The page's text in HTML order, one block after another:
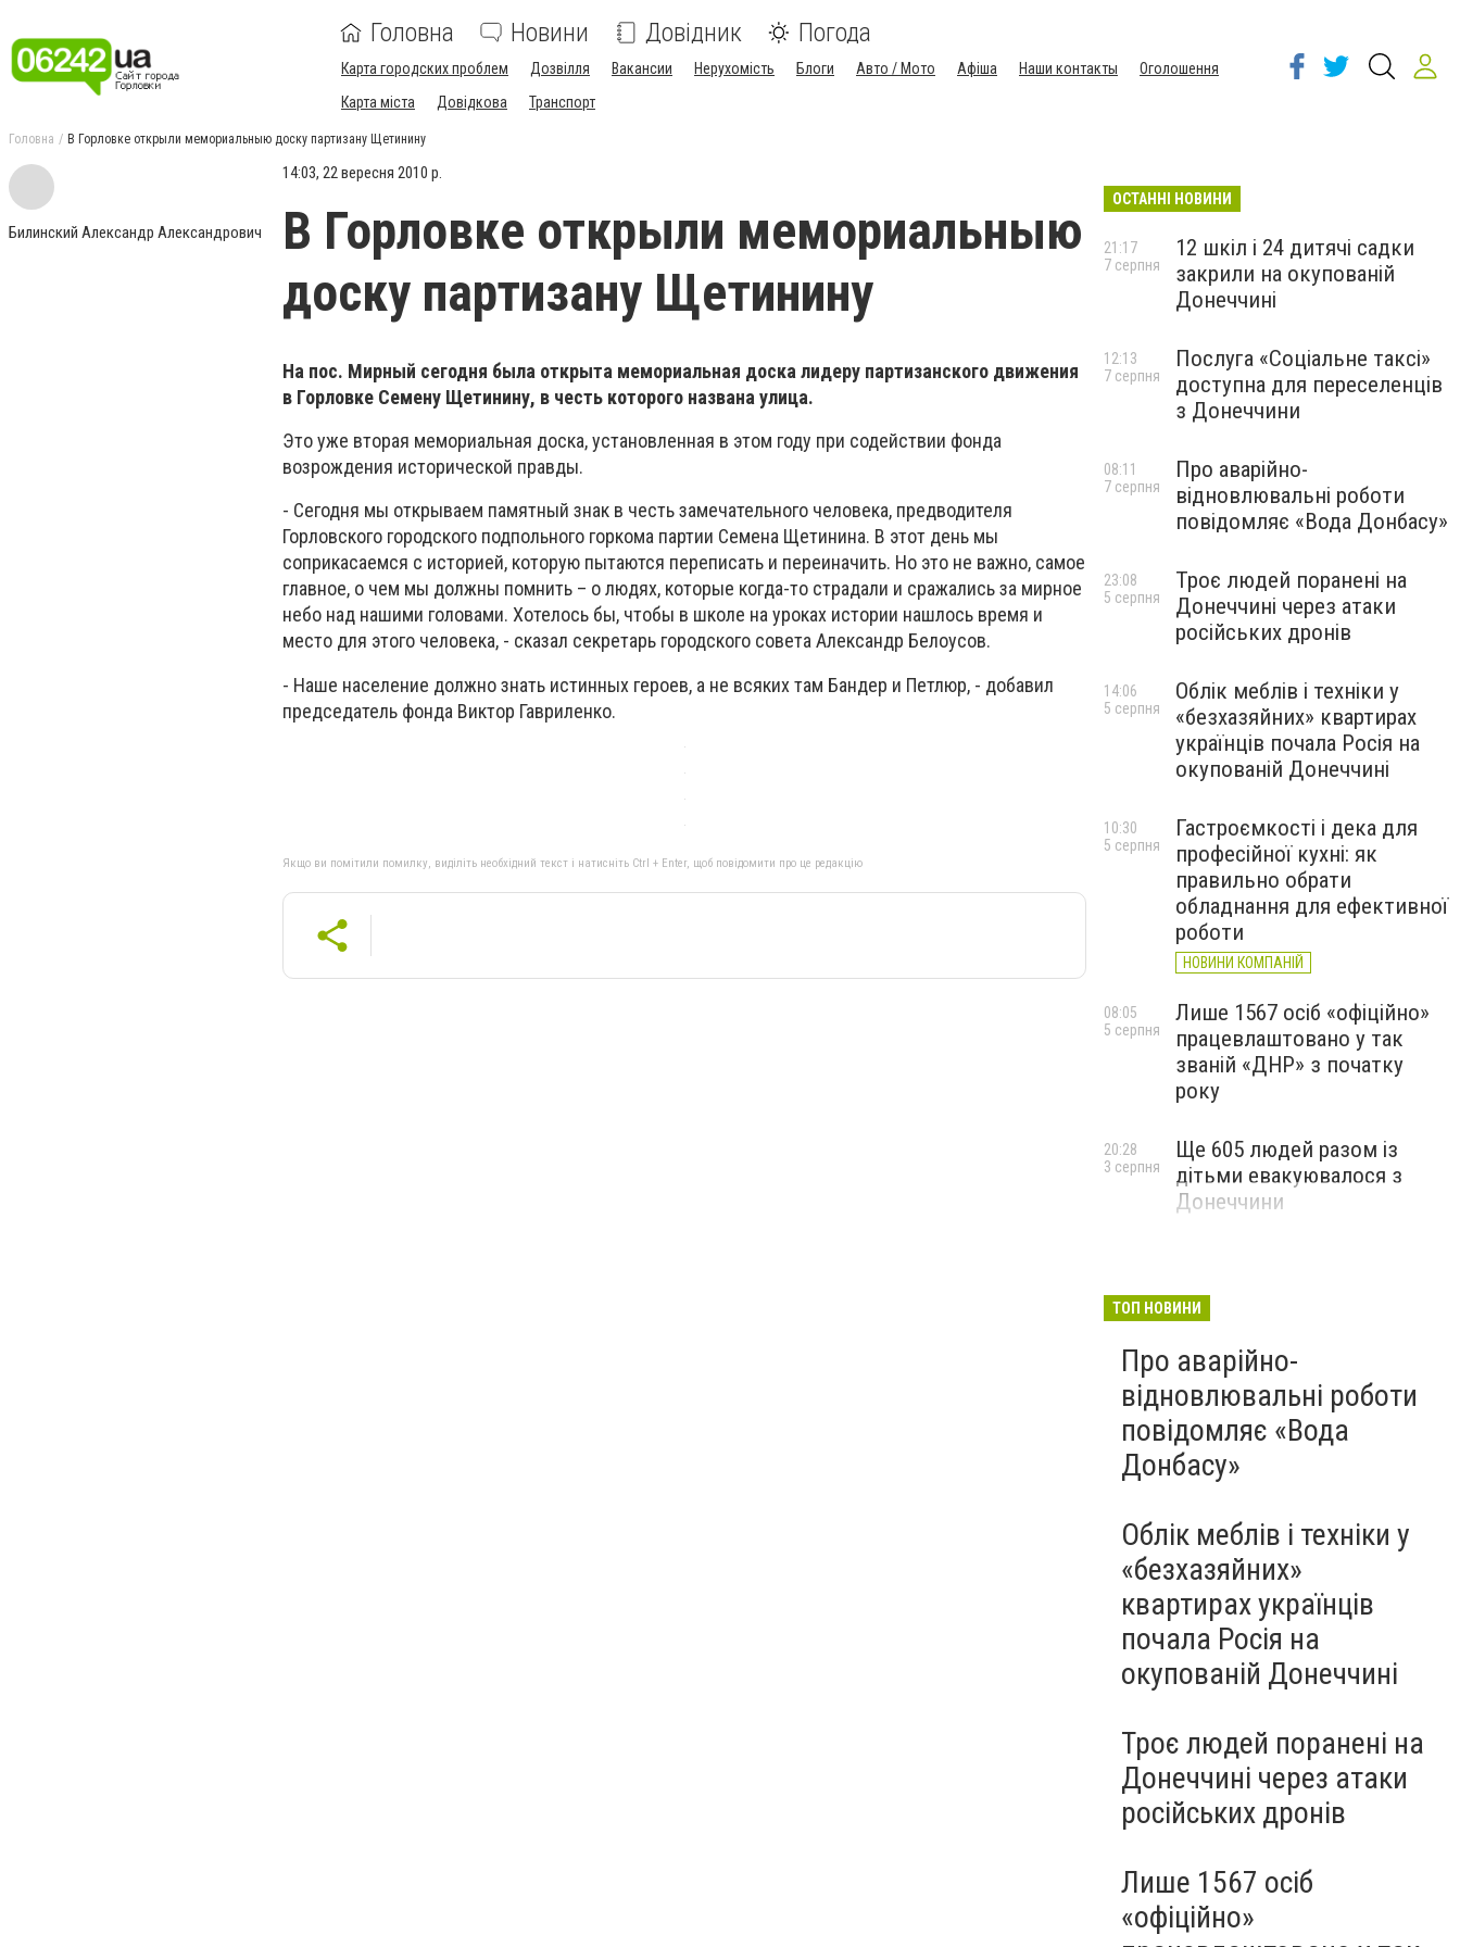
Головна Новини Довідник Погода
Карта городских проблем Дозвілля Вакансии Нерухомість Блоги Авто / Мото Афіша Наши контакты
Оголошення
Карта міста
Довідкова Транспорт
Головна В Горловке открыли мемориальныю доску партизану Щетинину
Билинский Александр Александрович
14:03, 22 вересня 2010 р.
В Горловке открыли мемориальныю
доску партизану Щетинину
На пос. Мирный сегодня была открыта мемориальная доска лидеру партизанского движения
в Горловке Семену Щетинину, в честь которого названа улица.
Это уже вторая мемориальная доска, установленная в этом году при содействии фонда
возрождения исторической правды.
- Сегодня мы открываем памятный знак в честь замечательного человека, предводителя
Горловского городского подпольного горкома партии Семена Щетинина. В этот день мы
соприкасаемся с историей, которую пытаются переписать и переиначить. Но это не важно, самое
главное, о чем мы должны помнить – о людях, которые когда-то страдали и сражались за мирное
небо над нашими головами. Хотелось бы, чтобы в школе на уроках истории нашлось время и
место для этого человека, - сказал секретарь городского совета Александр Белоусов.
- Наше население должно знать истинных героев, а не всяких там Бандер и Петлюр, - добавил
председатель фонда Виктор Гавриленко.
Якщо ви помітили помилку, виділіть необхідний текст і натисніть Ctrl + Enter, щоб повідомити про це редакцію
ОСТАННІ НОВИНИ
12 шкіл і 24 дитячі садки
закрили на окупованій
Донеччині
21:17
7 серпня
Послуга «Соціальне таксі»
доступна для переселенців
з Донеччини
12:13
7 серпня
Про аварійно-
відновлювальні роботи
повідомляє «Вода Донбасу»
08:11
7 серпня
Троє людей поранені на
Донеччині через атаки
російських дронів
23:08
5 серпня
Облік меблів і техніки у
«безхазяйних» квартирах
українців почала Росія на
окупованій Донеччині
14:06
5 серпня
Гастроємкості і дека для
професійної кухні: як
правильно обрати
обладнання для ефективної
роботи
НОВИНИ КОМПАНІЙ
10:30
5 серпня
Лише 1567 осіб «офіційно»
працевлаштовано у так
званій «ДНР» з початку
року
08:05
5 серпня
Ще 605 людей разом із
дітьми евакуювалося з
Донеччини
20:28
3 серпня
ТОП НОВИНИ
Про аварійно-
відновлювальні роботи
повідомляє «Вода
Донбасу»
Облік меблів і техніки у
«безхазяйних»
квартирах українців
почала Росія на
окупованій Донеччині
Троє людей поранені на
Донеччині через атаки
російських дронів
Лише 1567 осіб
«офіційно»